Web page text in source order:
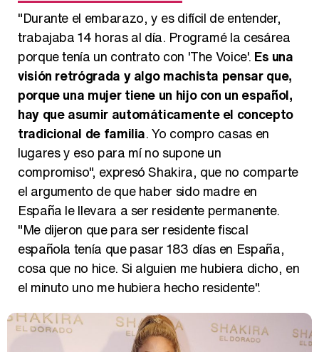
"Durante el embarazo, y es difícil de entender,
trabajaba 14 horas al día. Programé la cesárea
porque tenía un contrato con 'The Voice'. Es una
visión retrógrada y algo machista pensar que,
porque una mujer tiene un hijo con un español,
hay que asumir automáticamente el concepto
tradicional de familia. Yo compro casas en
lugares y eso para mí no supone un
compromiso", expresó Shakira, que no comparte
el argumento de que haber sido madre en
España le llevara a ser residente permanente.
"Me dijeron que para ser residente fiscal
española tenía que pasar 183 días en España,
cosa que no hice. Si alguien me hubiera dicho, en
el minuto uno me hubiera hecho residente".